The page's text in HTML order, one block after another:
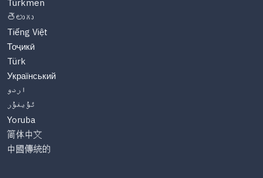
Türkmen
తెలుగు
Tiếng Việt
Тоҷикӣ
Türk
Український
اردو
ئۇيغۇر
Yoruba
简体中文
中國傳統的